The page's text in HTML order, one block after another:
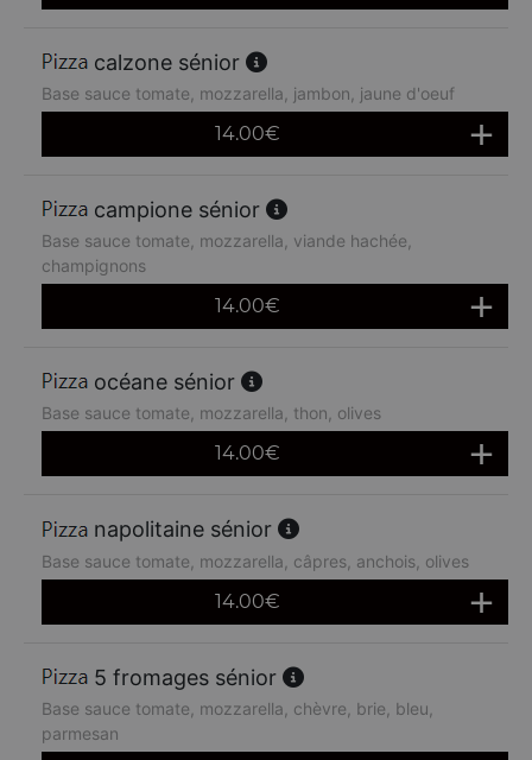
calzone sénior
Base sauce tomate, mozzarella, jambon, jaune d'oeuf
14.00€
campione sénior
Base sauce tomate, mozzarella, viande hachée,
champignons
14.00€
océane sénior
Base sauce tomate, mozzarella, thon, olives
14.00€
napolitaine sénior
Base sauce tomate, mozzarella, câpres, anchois, olives
14.00€
5 fromages sénior
Base sauce tomate, mozzarella, chèvre, brie, bleu,
parmesan